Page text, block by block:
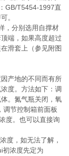
GB/T5454-1997直
。
，分别选用自撑材
端，如果高度超过
滑套上（参见附图
产地的不同而有所
度。方法如下：调
。氮气瓶关闭，氧
调节控制箱前面板
度。也可以直接询
度，如无法了解，
初浓度先定为